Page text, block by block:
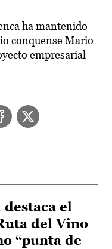
ha mantenido
conquense Mario
empresarial
el
del Vino
“punta de